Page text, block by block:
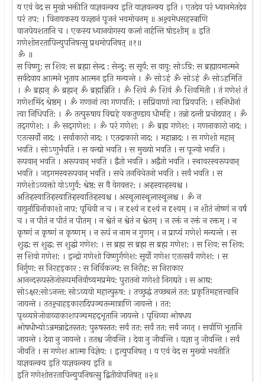
य एवं वेद स मुखो भक्तीति याज्ञवल्क्य इति याज्ञवल्क्य इति । एतदेव परं ध्यानमेतदेव
परं तप: । विनायकस्य यज्ज्ञानं पूजनं भवमोचनम् ॥ अश्र्वमेधसहस्त्राणि
वाजपेयशतानि च । एकस्य ध्यानयोगस्य कलां नार्हन्ति षोडशीम् ॥ इति
गणेशोत्तरतापिन्युपनिषत्सु प्रथमोपनिषत् ॥१॥
ॐ ॥
स विष्णु: स शिव: स ब्रह्मा सेन्द्र : सेन्दु: स सूर्य: स वायु: सोऽग्रि: स ब्रह्यायमात्मने
सर्वदेवाय आत्मने भूताय आत्मन इति मन्यन्ते । ॐ सोऽहं ॐ सोऽहं ॐ सोऽहमिति
। ॐ ब्रह्मन् ॐ ब्रह्मन् ॐ ब्रह्मन्निति । ॐ शिवं ॐ शिवं ॐ शिवमिती । तं गणेशं तं
गणेशमिंद श्रेष्ठम् । ॐ गणानां त्वा गणपति: । सप्रियाणां त्वा प्रियपति: । सनिधीनां
त्वा निधिपति: । ॐ तत्पुरुषाय विद्महे वकतुण्डाय धीमहि । तन्नो दन्ती प्रचोदयात् । ॐ
तद्‍गणेश: । ॐ सद्‍गणेश: । ॐ परं गणेश: । ॐ ब्रह्म गणेश: । गणनाकारो नाद: ।
एतत्सर्वो नाद: । सर्वाकारो नाद: । एतदाकारो नाद: । महान्नाद: । स गणेशो महान्
भवति । सो‍ऽणुर्भवति । स वन्द्यो भवति । स मुख्यो भवति । स पूज्यो भवति ।
रूपवान् भवति । अरूपवान् भवति । द्वैतो भवति । अद्वैतो भवति । स्थावरस्वरूपवान्
भवति । जड्‍गमस्वरूपवान् भवति । सचे तनविचेतनो भवति । सर्वं भवति । स
गणेशोऽव्यक्तो योऽणुर्य: श्रेष्ठ: स वै वेगवत्तर: । अर्‍हस्वार्‍हस्वश्च ।
अतिर्‍हस्वातिर्‍हस्वातिर्‍हस्वातिर्‍हस्वश्च । अस्थूलास्थूलास्थूलश्च । ॐ न
वायुर्नाग्रिर्नाकाशो नाप: पृथिवी न च । न दृश्यं न दृश्यं न दृश्यम् । न शीतं नोष्णं न वर्षं
च । न पीतं न पीतं न पीतम् । न श्वेतं न श्वेतं न श्वेतम् । न रक्तं न रक्तं न रक्तम् । न
कृष्णं न कृष्णं न कृष्णम् । न रूपं न नाम न गुणम् । न प्राप्यं गणेशं मन्यन्ते । स
शुद्ध: स शुद्ध: स शुद्धो गणेश: । स ब्रह्म स ब्रह्म स ब्रह्म गणेश: । स शिव: स शिव:
स शिवो गणेश: । इन्द्रो गणेशो विष्णुर्गणेश: सूर्यो गणेश एतत्सर्वं गणेश: । स
निर्गुण: स निरहड्कार : स निर्विकल्प: स निरीह: स निराकार
आनन्दरूपस्तेजोरूपमनिर्वाच्यमप्रमेय: पुरातनो गणेशो निगद्यते । स आद्य:
सो‍ऽक्षर:सोऽनन्त: सोऽव्ययो महान्पुरुष: । तच्छुद्धं तच्छबलं तत: प्रकृतिमहत्तत्त्वानि
जायन्ते । ततश्र्चाहड्कारादिपञ्चतन्मात्राणि जायन्ते । तत:
पृथ्व्यप्तेजोवाय्वाकाशपञ्चमहद्‌भूतानि जायन्ते । पृथिव्या ओषधय
ओषधीभ्योऽन्नमन्नाद्रेतस्तत: पुरुषस्तत: सर्वं तत: सर्वं तत: सर्वं जगत् । सर्वाणि भूतानि
जायन्ते । देवा नु जायन्ते । ततश्च जीवन्ति । देवा नु जीवन्ति । यज्ञा नु जीवन्ति । सर्वं
जीवति । स गणेश आत्मा विज्ञेय: । इत्युपनिषत् । य एवं वेद स मुख्यो भवतीति
याज्ञवल्क्य इति याज्ञवल्क्य इति ॥
इति गणेशोत्तरतापिन्युपनिषत्सु द्बितीयोपनिषत् ॥२॥